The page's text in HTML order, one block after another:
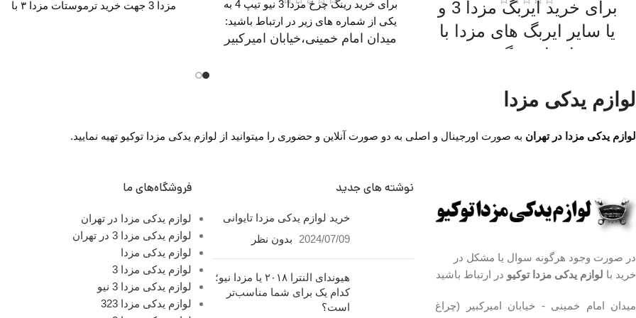
برای خرید ایربگ مزدا 3 و
یا سایر ایربگ های مزدا با
ما تماس بگیرید.
(چراغ برق) ،تقاطع خیابان ملت
F124
برای خرید رینگ چرخ مزدا 3 نیو تیپ 4 به
یکی از شماره های زیر در ارتباط باشید:
میدان امام خمینی،خیابان امیرکبیر
ساعت 9 الی 19 پنجشنبه ها ساعت 9 الی
۰۹۱۹۴۲۰۰۳۲۹
تیپ 4:
سایز۱۶ اینچ
توضیحات مدل خودرومزدا ۳
مزدا 3 جهت خرید ترموستات مزدا ۳ با
لوازم یدکی مزدا
لوازم یدکی مزدا در تهران به صورت اورجینال و اصلی به دو صورت آنلاین و حضوری را میتوانید از لوازم یدکی مزدا توکیو تهیه نمایید.
در صورت وجود هرگونه سوال یا مشکل در
خرید با لوازم یدکی مزدا توکیو در ارتباط باشید
میدان امام خمینی - خیابان امیرکبیر (چراغ
نوشته های جدید
خرید لوازم یدکی مزدا تایوانی
2024/07/09
بدون نظر
هیوندای النترا ۲۰۱۸
یا مزدا نیو؛ کدام یک
فروشگاه‌های ما
لوازم یدکی مزدا در تهران
لوازم یدکی مزدا 3 در تهران
لوازم یدکی مزدا
لوازم یدکی مزدا 3
لوازم یدکی مزدا 3 نیو
لوازم یدکی مزدا 323